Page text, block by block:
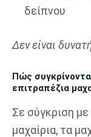
δείπνου
Δεν είναι
Πώς
επιτραπέζια
Σε σύγκριση
μαχαίρια, τα